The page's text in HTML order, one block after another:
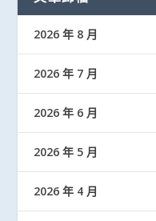
2026 年 8 月
2026 年 7 月
2026 年 6 月
2026 年 5 月
2026 年 4 月